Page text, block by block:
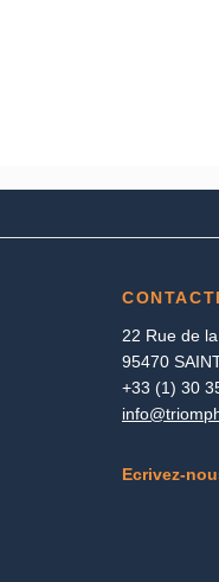
22 Rue de
95470
+33 (1) 30
Ecrivez-